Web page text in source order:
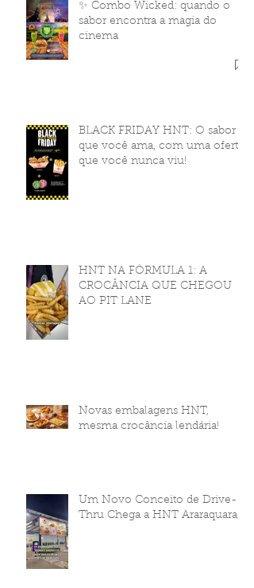
✨ Combo Wicked: quando o
sabor encontra a magia do
cinema
BLACK FRIDAY HNT: O sabor
que você ama, com uma oferta
que você nunca viu!
HNT NA FÓRMULA 1: A
CROCÂNCIA QUE CHEGOU
AO PIT LANE
Novas embalagens HNT,
mesma crocância lendária!
Um Novo Conceito de Drive-
Thru Chega a HNT Araraquara